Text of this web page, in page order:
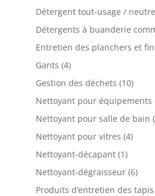
Détergent tout-usage / neutre
Détergents à buanderie
Entretien des planchers et
Gants (4)
Gestion des déchets (10)
Nettoyant pour équipements
Nettoyant pour salle de bain
Nettoyant pour vitres (4)
Nettoyant-décapant (1)
Nettoyant-dégraisseur (6)
Produits d’entretien des tapis